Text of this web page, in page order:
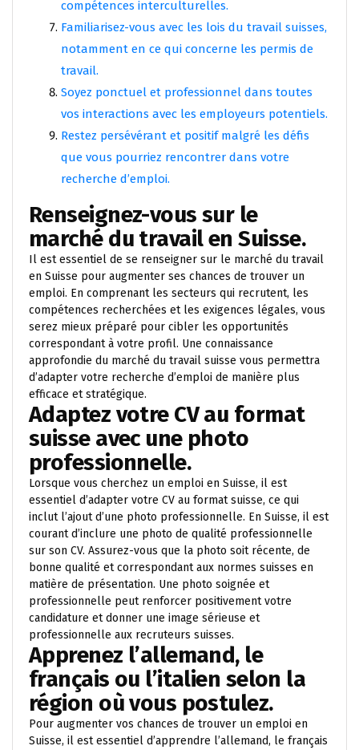
compétences interculturelles.
Familiarisez-vous avec les lois du travail suisses,
notamment en ce qui concerne les permis de
travail.
Soyez ponctuel et professionnel dans toutes
vos interactions avec les employeurs potentiels.
Restez persévérant et positif malgré les défis
que vous pourriez rencontrer dans votre
recherche d’emploi.
Renseignez-vous sur le
marché du travail en Suisse.
Il est essentiel de se renseigner sur le marché du travail
en Suisse pour augmenter ses chances de trouver un
emploi. En comprenant les secteurs qui recrutent, les
compétences recherchées et les exigences légales, vous
serez mieux préparé pour cibler les opportunités
correspondant à votre profil. Une connaissance
approfondie du marché du travail suisse vous permettra
d’adapter votre recherche d’emploi de manière plus
efficace et stratégique.
Adaptez votre CV au format
suisse avec une photo
professionnelle.
Lorsque vous cherchez un emploi en Suisse, il est
essentiel d’adapter votre CV au format suisse, ce qui
inclut l’ajout d’une photo professionnelle. En Suisse, il est
courant d’inclure une photo de qualité professionnelle
sur son CV. Assurez-vous que la photo soit récente, de
bonne qualité et correspondant aux normes suisses en
matière de présentation. Une photo soignée et
professionnelle peut renforcer positivement votre
candidature et donner une image sérieuse et
professionnelle aux recruteurs suisses.
Apprenez l’allemand, le
français ou l’italien selon la
région où vous postulez.
Pour augmenter vos chances de trouver un emploi en
Suisse, il est essentiel d’apprendre l’allemand, le français